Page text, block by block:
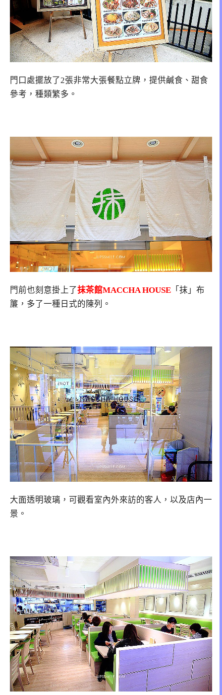
門口處擺放了2張非常大張餐點立牌，提供鹹食、甜食
參考，種類繁多。
門前也刻意掛上了抹茶館MACCHA HOUSE 「抹」布
簾，多了一種日式的陳列。
大面透明玻璃，可觀看室內外來訪的客人，以及店內一
景。